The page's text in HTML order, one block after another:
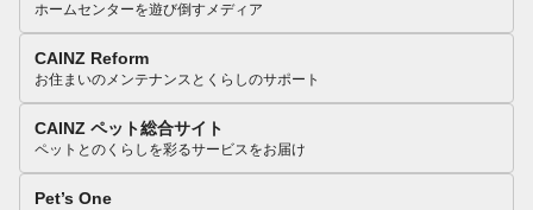
ホームセンターを遊び倒すメディア
CAINZ Reform
お住まいのメンテナンスとくらしのサポート
CAINZ ペット総合サイト
ペットとのくらしを彩るサービスをお届け
Pet’s One